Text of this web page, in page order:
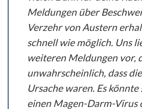
Meldungen über
Verzehr von Austern
schnell wie möglich. Uns
weiteren Meldungen vor,
unwahrscheinlich, dass
Ursache waren. Es könnte
einen Magen-Darm-Virus